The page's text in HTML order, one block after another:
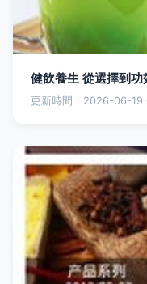
健飲養生 從選擇到
更新時間：2026-06-19